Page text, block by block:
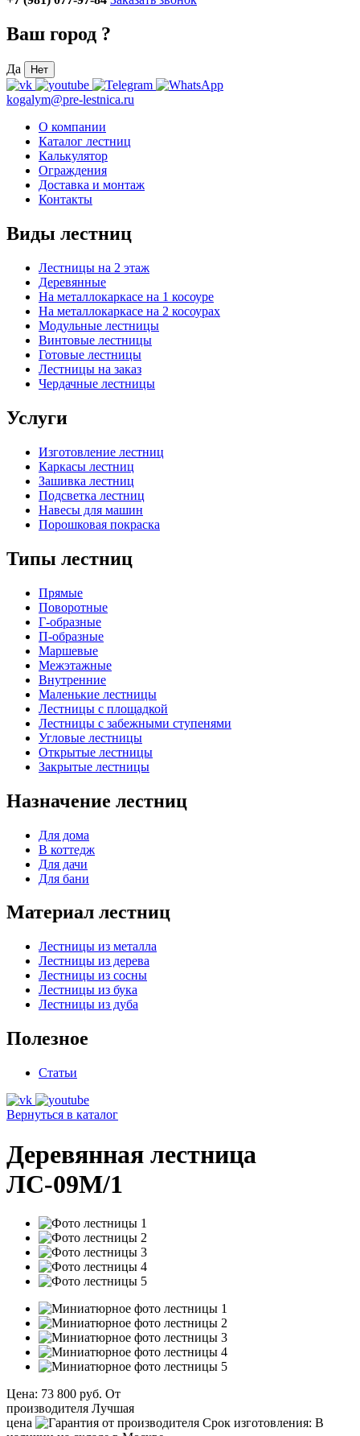
Ваш город ?
Да Нет
kogalym@pre-lestnica.ru
О компании
Каталог лестниц
Калькулятор
Ограждения
Доставка и монтаж
Контакты
Виды лестниц
Лестницы на 2 этаж
Деревянные
На металлокаркасе на 1 косоуре
На металлокаркасе на 2 косоурах
Модульные лестницы
Винтовые лестницы
Готовые лестницы
Лестницы на заказ
Чердачные лестницы
Услуги
Изготовление лестниц
Каркасы лестниц
Зашивка лестниц
Подсветка лестниц
Навесы для машин
Порошковая покраска
Типы лестниц
Прямые
Поворотные
Г-образные
П-образные
Маршевые
Межэтажные
Внутренние
Маленькие лестницы
Лестницы с площадкой
Лестницы с забежными ступенями
Угловые лестницы
Открытые лестницы
Закрытые лестницы
Назначение лестниц
Для дома
В коттедж
Для дачи
Для бани
Материал лестниц
Лестницы из металла
Лестницы из дерева
Лестницы из сосны
Лестницы из бука
Лестницы из дуба
Полезное
Статьи
Вернуться в каталог
Деревянная лестница
ЛС-09М/1
Цена: 73 800 руб. От
производителя Лучшая
цена
Срок изготовления: В